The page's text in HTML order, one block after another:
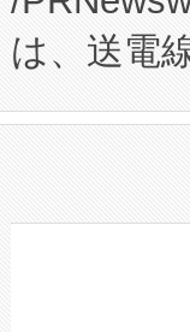
に関する
構造化ト
上げお
設備整
加組織
選定さ
定、統合
安全性を
増加し
る電力
事業者
系統連
は、送電
や穀物倉
リュー
したAvia
狭視野
ケーブ